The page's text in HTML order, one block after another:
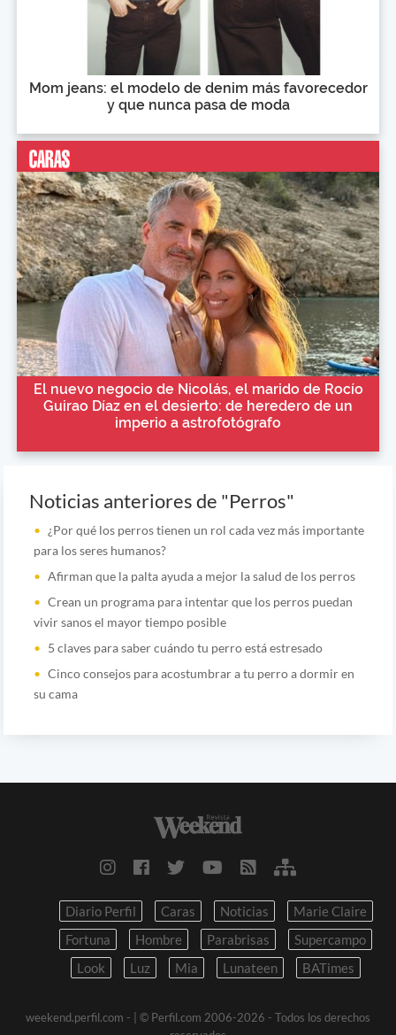
Mom jeans: el modelo de denim más favorecedor
y que nunca pasa de moda
El nuevo negocio de Nicolás, el marido de Rocío
Guirao Díaz en el desierto: de heredero de un
imperio a astrofotógrafo
Noticias anteriores de "Perros"
¿Por qué los perros tienen un rol cada vez más importante
para los seres humanos?
Afirman que la palta ayuda a mejor la salud de los perros
Crean un programa para intentar que los perros puedan
vivir sanos el mayor tiempo posible
5 claves para saber cuándo tu perro está estresado
Cinco consejos para acostumbrar a tu perro a dormir en
su cama
Diario Perfil Caras Noticias
Marie Claire
Fortuna
Hombre Parabrisas
Supercampo
Look
Luz Mia Lunateen BATimes
weekend.perfil.com -
| © Perfil.com 2006-2026 - Todos los derechos